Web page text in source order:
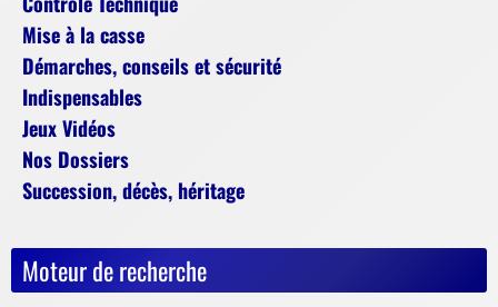
Mise à la casse
Démarches, conseils et sécurité
Indispensables
Jeux Vidéos
Nos Dossiers
Succession, décès, héritage
Moteur de recherche